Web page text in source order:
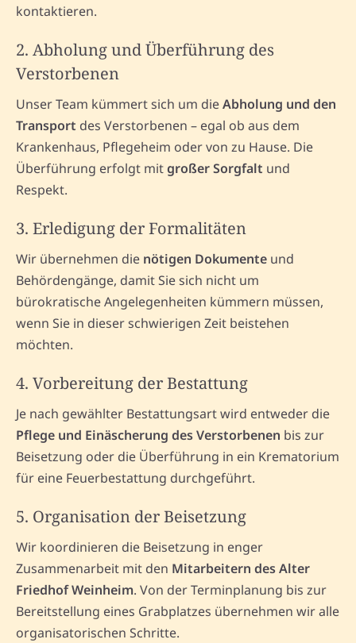
kontaktieren.
2. Abholung und Überführung des
Verstorbenen
Unser Team kümmert sich um dieAbholung und den
Transport des Verstorbenen – egal ob aus dem
Krankenhaus, Pflegeheim oder von zu Hause. Die
Überführung erfolgt mitgroßer Sorgfalt und
Respekt.
3. Erledigung der Formalitäten
Wir übernehmen die nötigen Dokumente und
Behördengänge, damit Sie sich nicht um
bürokratische Angelegenheiten kümmern müssen,
wenn Sie in dieser schwierigen Zeit beistehen
möchten.
4. Vorbereitung der Bestattung
Je nach gewählter Bestattungsart wird entweder die
Pflege und Einäscherung des Verstorbenen bis zur
Beisetzung oder die Überführung in ein Krematorium
für eine Feuerbestattung durchgeführt.
5. Organisation der Beisetzung
Wir koordinieren die Beisetzung in enger
Zusammenarbeit mit den Mitarbeitern des Alter
Friedhof Weinheim. Von der Terminplanung bis zur
Bereitstellung eines Grabplatzes übernehmen wir alle
organisatorischen Schritte.